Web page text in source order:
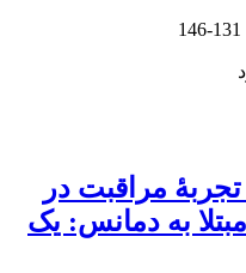
131-146
مراقبت در
به دمانس: یک